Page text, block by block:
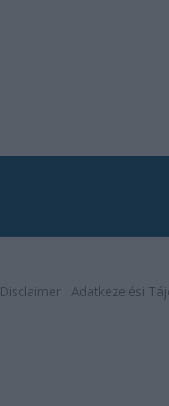
Disclaimer Adatkezelési